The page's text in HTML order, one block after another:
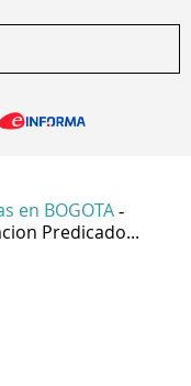
en BOGOTA -
Predicado...